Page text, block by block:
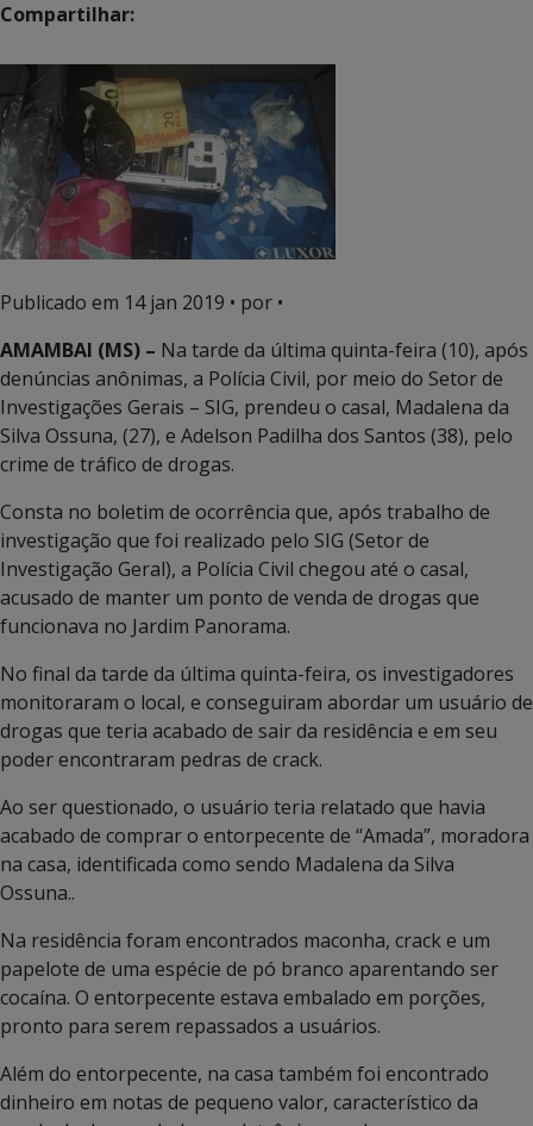
Compartilhar:
Publicado em 14 jan 2019 • por •
AMAMBAI (MS) – Na tarde da última quinta-feira (10), após
denúncias anônimas, a Polícia Civil, por meio do Setor de
Investigações Gerais – SIG, prendeu o casal, Madalena da
Silva Ossuna, (27), e Adelson Padilha dos Santos (38), pelo
crime de tráfico de drogas.
Consta no boletim de ocorrência que, após trabalho de
investigação que foi realizado pelo SIG (Setor de
Investigação Geral), a Polícia Civil chegou até o casal,
acusado de manter um ponto de venda de drogas que
funcionava no Jardim Panorama.
No final da tarde da última quinta-feira, os investigadores
monitoraram o local, e conseguiram abordar um usuário de
drogas que teria acabado de sair da residência e em seu
poder encontraram pedras de crack.
Ao ser questionado, o usuário teria relatado que havia
acabado de comprar o entorpecente de “Amada”, moradora
na casa, identificada como sendo Madalena da Silva
Ossuna..
Na residência foram encontrados maconha, crack e um
papelote de uma espécie de pó branco aparentando ser
cocaína. O entorpecente estava embalado em porções,
pronto para serem repassados a usuários.
Além do entorpecente, na casa também foi encontrado
dinheiro em notas de pequeno valor, característico da